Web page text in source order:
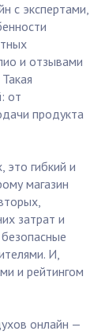
с экспертами,
и отзывами
от
продукта
гибкий и
магазин
затрат и
И,
и рейтингом
онлайн —